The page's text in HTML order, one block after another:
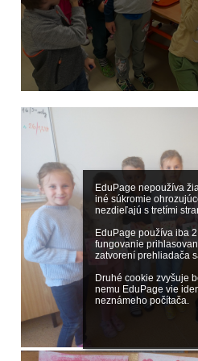
EduPage nepoužíva
iné súkromie
nezdieľajú s tretími
EduPage používa iba
fungovanie
zatvorení prehliadača
Druhé cookie zvyšuje
nemu EduPage vie
neznámeho počítača.